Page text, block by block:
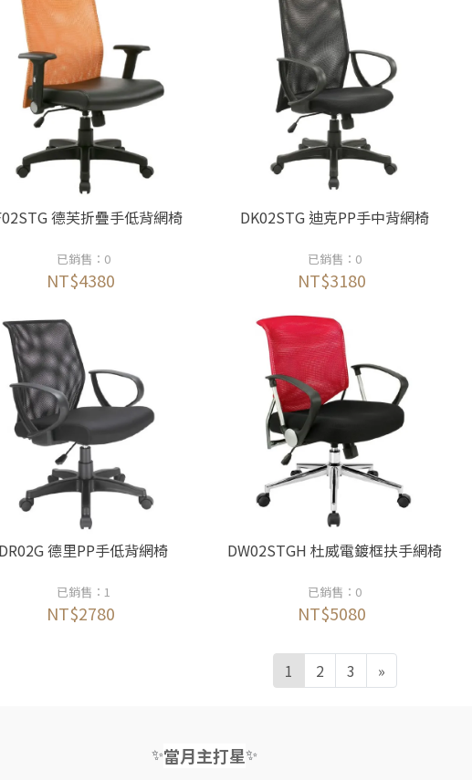
德芙折疊手低背網椅
已銷售：0
NT$4380
DK02STG 迪克PP手中背網椅
已銷售：0
NT$3180
德里PP手低背網椅
已銷售：1
NT$2780
DW02STGH 杜威電鍍框扶手網椅
已銷售：0
NT$5080
1 2 3 »
✨當月主打星✨